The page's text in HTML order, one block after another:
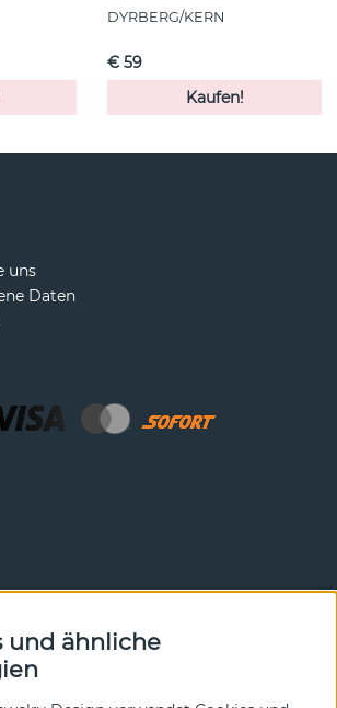
DYRBERG/KERN
€ 59
Kaufen!
uns
Daten
erfahren Sie vor allen anderen
und ähnliche